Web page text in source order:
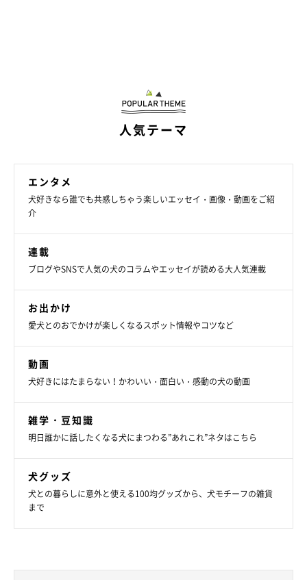
人気テーマ
エンタメ
犬好きなら誰でも共感しちゃう楽しいエッセイ・画像・動画をご紹
介
連載
ブログやSNSで人気の犬のコラムやエッセイが読める大人気連載
お出かけ
愛犬とのおでかけが楽しくなるスポット情報やコツなど
動画
犬好きにはたまらない！かわいい・面白い・感動の犬の動画
雑学・豆知識
明日誰かに話したくなる犬にまつわる”あれこれ”ネタはこちら
犬グッズ
犬との暮らしに意外と使える100均グッズから、犬モチーフの雑貨
まで